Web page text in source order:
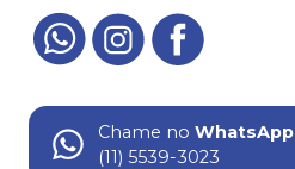
Chame no WhatsApp
(11) 5539-3023